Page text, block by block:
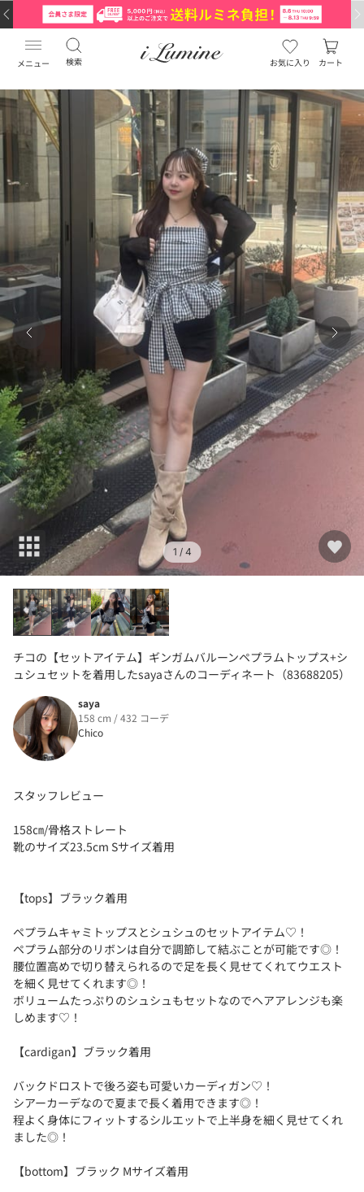
メニュー 検索 お気に入り カート
1 / 4
チコの【セットアイテム】ギンガムバルーンペプラムトップス+シ
ュシュセットを着用したsayaさんのコーディネート（83688205）
saya
158 cm / 432 コーデ
Chico
スタッフレビュー
158㎝/骨格ストレート
靴のサイズ23.5cm Sサイズ着用
【tops】ブラック着用
ペプラムキャミトップスとシュシュのセットアイテム♡！
ペプラム部分のリボンは自分で調節して結ぶことが可能です◎！
腰位置高めで切り替えられるので足を長く見せてくれてウエスト
を細く見せてくれます◎！
ボリュームたっぷりのシュシュもセットなのでヘアアレンジも楽
しめます♡！
【cardigan】ブラック着用
バックドロストで後ろ姿も可愛いカーディガン♡！
シアーカーデなので夏まで長く着用できます◎！
程よく身体にフィットするシルエットで上半身を細く見せてくれ
ました◎！
【bottom】ブラック Mサイズ着用